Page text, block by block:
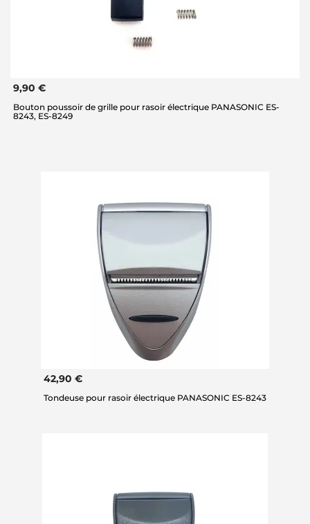
9,90 €
Bouton poussoir de grille pour rasoir électrique PANASONIC ES-
8243, ES-8249
42,90 €
Tondeuse pour rasoir électrique PANASONIC ES-8243